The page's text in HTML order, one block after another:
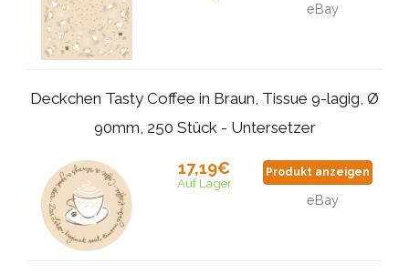
eBay
Deckchen Tasty Coffee in Braun, Tissue 9-lagig, Ø
90mm, 250 Stück - Untersetzer
17,19€
Auf Lager
Produkt anzeigen
eBay